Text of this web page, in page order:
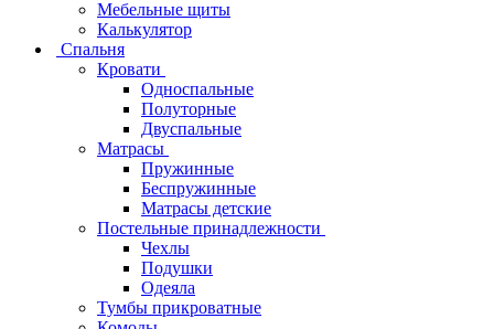
Мебельные щиты
Калькулятор
Спальня
Кровати
Односпальные
Полуторные
Двуспальные
Матрасы
Пружинные
Беспружинные
Матрасы детские
Постельные принадлежности
Чехлы
Подушки
Одеяла
Тумбы прикроватные